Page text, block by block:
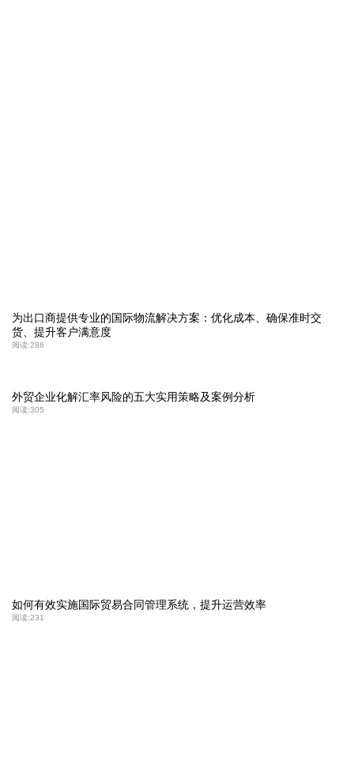
为出口商提供专业的国际物流解决方案：优化成本、确保准时交
货、提升客户满意度
阅读:286
外贸企业化解汇率风险的五大实用策略及案例分析
阅读:305
如何有效实施国际贸易合同管理系统，提升运营效率
阅读:231